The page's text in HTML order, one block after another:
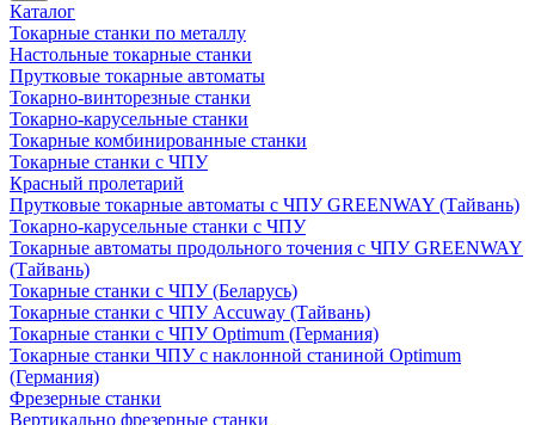
Каталог
Токарные станки по металлу
Настольные токарные станки
Прутковые токарные автоматы
Токарно-винторезные станки
Токарно-карусельные станки
Токарные комбинированные станки
Токарные станки с ЧПУ
Красный пролетарий
Прутковые токарные автоматы с ЧПУ GREENWAY (Тайвань)
Токарно-карусельные станки с ЧПУ
Токарные автоматы продольного точения с ЧПУ GREENWAY
(Тайвань)
Токарные станки с ЧПУ (Беларусь)
Токарные станки с ЧПУ Accuway (Тайвань)
Токарные станки с ЧПУ Optimum (Германия)
Токарные станки ЧПУ с наклонной станиной Optimum
(Германия)
Фрезерные станки
Вертикально фрезерные станки